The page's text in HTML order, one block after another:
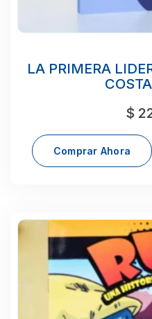
LA PRIMERA
$
Comprar Ahora